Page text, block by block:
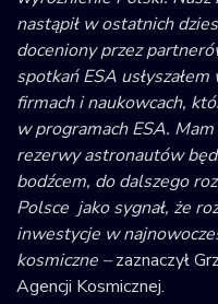
nastąpił w ostatnich
doceniony przez
spotkań ESA
firmach i naukowcach,
w programach ESA.
rezerwy astronautów
bodźcem, do dalszego
Polsce jako sygnał, że
inwestycje w
kosmiczne –zaznaczył
Agencji Kosmicznej.